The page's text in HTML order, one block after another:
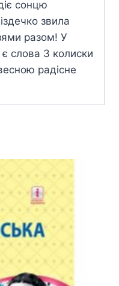
сонцю
звила
разом! У
є слова З колиски
радісне